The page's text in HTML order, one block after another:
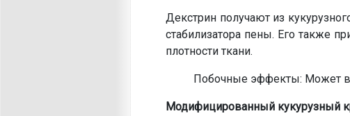
Декстрин получают из
стабилизатора пены. Его также
плотности ткани.
Побочные эффекты: Может
Модифицированный кукурузный